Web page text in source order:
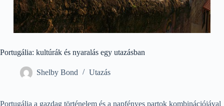
Portugália: kultúrák és nyaralás egy utazásban
Shelby Bond Utazás
Portugália a gazdag történelem és a napfényes partok kombinációjával